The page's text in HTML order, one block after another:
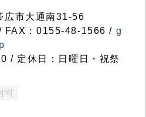
市大通南31-56
FAX：0155-48-1566 / g
/ 定休日：日曜日・祝祭
可